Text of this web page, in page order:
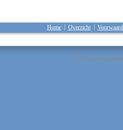
Home| Overzicht|
© 2026